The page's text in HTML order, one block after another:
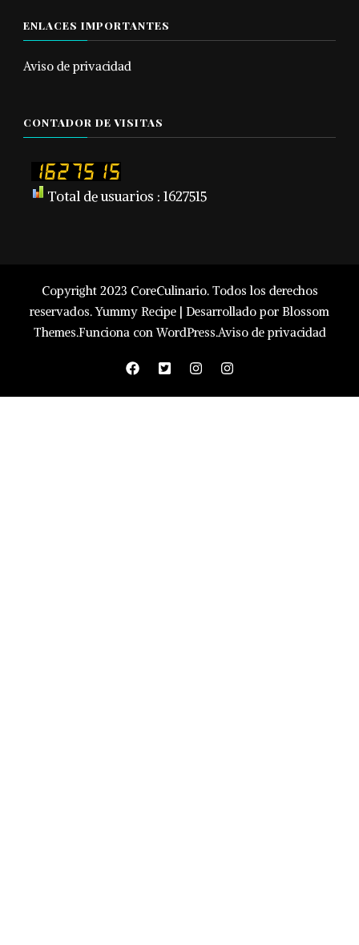
ENLACES IMPORTANTES
Aviso de privacidad
CONTADOR DE VISITAS
Total de usuarios : 1627515
Copyright 2023 CoreCulinario. Todos los derechos
reservados.Yummy Recipe | Desarrollado por Blossom
Themes.Funciona conWordPress.Aviso de privacidad